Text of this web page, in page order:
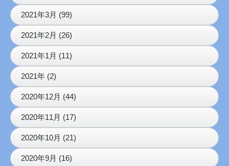
2021年3月 (99)
2021年2月 (26)
2021年1月 (11)
2021年 (2)
2020年12月 (44)
2020年11月 (17)
2020年10月 (21)
2020年9月 (16)